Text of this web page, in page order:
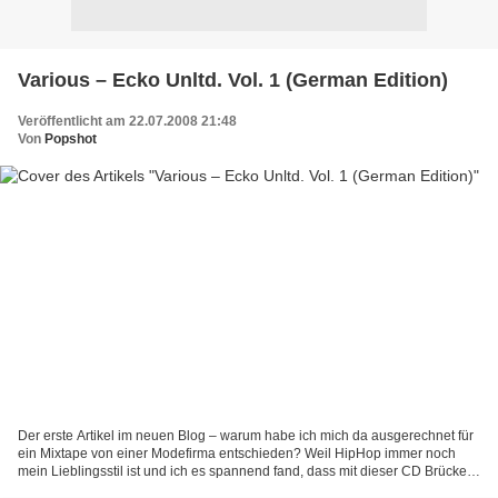
Various – Ecko Unltd. Vol. 1 (German Edition)
Veröffentlicht am 22.07.2008 21:48
Von Popshot
Der erste Artikel im neuen Blog – warum habe ich mich da ausgerechnet für
ein Mixtape von einer Modefirma entschieden? Weil HipHop immer noch
mein Lieblingsstil ist und ich es spannend fand, dass mit dieser CD Brücken